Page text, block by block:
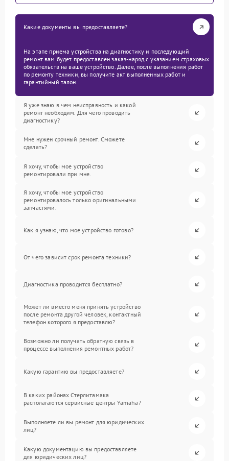
Какие документы вы предоставляете?
На этапе приема устройства на диагностику и последующий
ремонт вам будет предоставлен заказ-наряд с указанием страховых
обязательств на ваше устройство. Далее, после выполнения работ
по ремонту техники, вы получите акт выполненных работ и
гарантийный талон.
Я уже знаю в чем неисправность и какой
ремонт необходим. Для чего проводить
диагностику?
Мне нужен срочный ремонт. Сможете
сделать?
Я хочу, чтобы мое устройство
ремонтировали при мне.
Я хочу, чтобы мое устройство
ремонтировалось только оригинальными
запчастями.
Как я узнаю, что мое устройство готово?
От чего зависит срок ремонта техники?
Диагностика проводится бесплатно?
Может ли вместо меня принять устройство
после ремонта другой человек, контактный
телефон которого я предоставлю?
Возможно ли получать обратную связь в
процессе выполнения ремонтных работ?
Какую гарантию вы предоставляете?
В каких районах Стерлитамака
располагаются сервисные центры Yamaha?
Выполняете ли вы ремонт для юридических
лиц?
Какую документацию вы предоставляете
для юридических лиц?